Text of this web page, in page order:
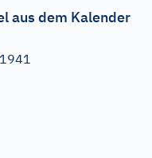
aus dem Kalender